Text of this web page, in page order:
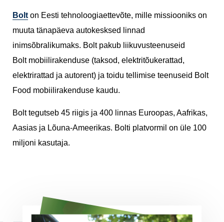
Bolt on Eesti tehnoloogiaettevõte, mille missiooniks on
muuta tänapäeva autokesksed linnad
inimsõbralikumaks. Bolt pakub liikuvusteenuseid
Bolt mobiilirakenduse (taksod, elektritõukerattad,
elektrirattad ja autorent) ja toidu tellimise teenuseid Bolt
Food mobiilirakenduse kaudu.
Bolt tegutseb 45 riigis ja 400 linnas Euroopas, Aafrikas,
Aasias ja Lõuna-Ameerikas. Bolti platvormil on üle 100
miljoni kasutaja.